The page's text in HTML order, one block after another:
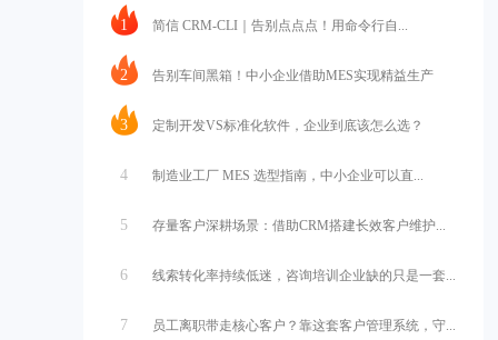
1 简信 CRM-CLI｜告别点点点！用命令行自...
2 告别车间黑箱！中小企业借助MES实现精益生产
3 定制开发VS标准化软件，企业到底该怎么选？
4 制造业工厂 MES 选型指南，中小企业可以直...
5 存量客户深耕场景：借助CRM搭建长效客户维护...
6 线索转化率持续低迷，咨询培训企业缺的只是一套...
7 员工离职带走核心客户？靠这套客户管理系统，守...